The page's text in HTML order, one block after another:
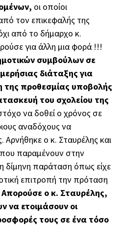
οι οποίοι
τον επικεφαλής της
από το δήμαρχο κ.
για άλλη μια φορά !!!
συμβούλων σε
διάταξης για
προθεσμίας υποβολής
του σχολείου της
να δοθεί ο χρόνος σε
αναδόχους να
ο κ. Σταυρέλης και
που παραμένουν στην
δίμηνη παράταση όπως είχε
επιτροπή την πρόταση
Απορούσε ο κ. Σταυρέλης,
να ετοιμάσουν οι
τους σε ένα τόσο